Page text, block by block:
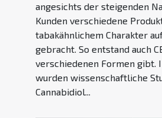
angesichts der steigenden
Kunden verschiedene
tabakähnlichem Charakter
gebracht. So entstand auch
verschiedenen Formen gibt.
wurden wissenschaftliche
Cannabidiol...